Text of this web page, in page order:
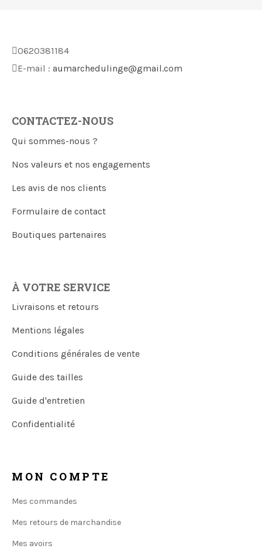
0620381184
E-mail : aumarchedulinge@gmail.com
CONTACTEZ-NOUS
Qui sommes-nous ?
Nos valeurs et nos engagements
Les avis de nos clients
Formulaire de contact
Boutiques partenaires
À VOTRE SERVICE
Livraisons et retours
Mentions légales
Conditions générales de vente
Guide des tailles
Guide d'entretien
Confidentialité
MON COMPTE
Mes commandes
Mes retours de marchandise
Mes avoirs